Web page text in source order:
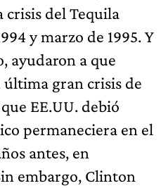
crisis del Tequila
y marzo de 1995. Y
ayudaron a que
última gran crisis de
EE.UU. debió
permaneciera en el
antes, en
embargo, Clinton